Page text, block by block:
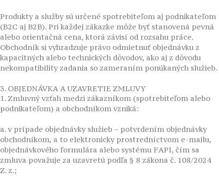
Produkty a služby sú určené spotrebiteľom aj podnikateľom
(B2C aj B2B). Pri každej zákazke môže byť stanovená pevná
alebo orientačná cena, ktorá závisí od rozsahu práce.
Obchodník si vyhradzuje právo odmietnuť objednávku z
kapacitných alebo technických dôvodov, ako aj z dôvodu
nekompatibility zadania so zameraním ponúkaných služieb.
3. OBJEDNÁVKA A UZAVRETIE ZMLUVY
1. Zmluvný vzťah medzi zákazníkom (spotrebiteľom alebo
podnikateľom) a obchodníkom vzniká:
a. v prípade objednávky služieb – potvrdením objednávky
obchodníkom, a to elektronicky prostredníctvom e-mailu,
objednávkového formulára alebo systému FAPI, čím sa
zmluva považuje za uzavretú podľa § 8 zákona č. 108/2024
Z. z.;